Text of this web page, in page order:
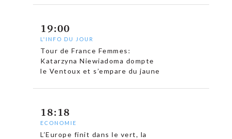
19:00
L'INFO DU JOUR
Tour de France Femmes:
Katarzyna Niewiadoma dompte
le Ventoux et s’empare du jaune
18:18
ECONOMIE
L’Europe finit dans le vert, la